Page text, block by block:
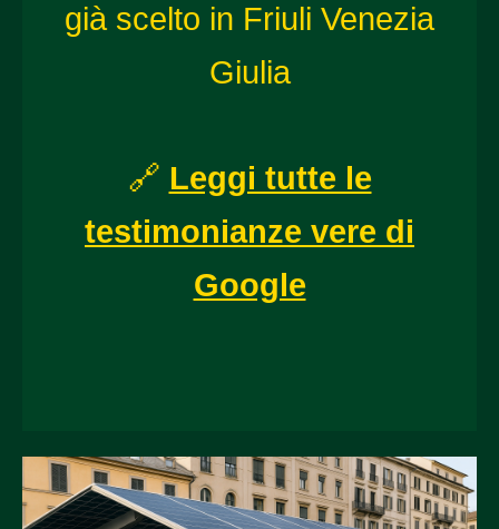
già scelto in Friuli Venezia
Giulia
🔗 Leggi tutte le
testimonianze vere di
Google